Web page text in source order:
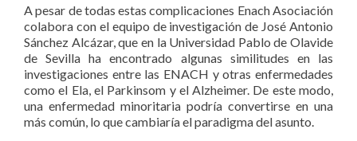
A pesar de todas estas complicaciones Enach Asociación
colabora con el equipo de investigación de José Antonio
Sánchez Alcázar, que en la Universidad Pablo de Olavide
de Sevilla ha encontrado algunas similitudes en las
investigaciones entre las ENACH y otras enfermedades
como el Ela, el Parkinsom y el Alzheimer. De este modo,
una enfermedad minoritaria podría convertirse en una
más común, lo que cambiaría el paradigma del asunto.